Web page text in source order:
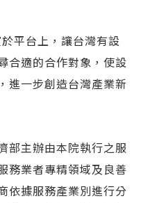
平台上，讓台灣有設
合適的合作對象，使設
進一步創造台灣產業新
部主辦由本院執行之服
務業者專精領域及良善
依據服務產業別進行分